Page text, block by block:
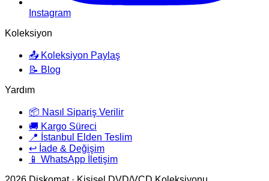
Instagram
Koleksiyon
📤 Koleksiyon Paylaş
📝 Blog
Yardım
📦 Nasıl Sipariş Verilir
🚚 Kargo Süreci
📍 İstanbul Elden Teslim
↩️ İade & Değişim
📱 WhatsApp İletişim